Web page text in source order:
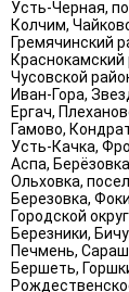
Усть-Черная,
Колчим,
Гремячинский
Краснокамский
Чусовской
Иван-Гора,
Ергач,
Гамово,
Усть-Качка,
Аспа,
Ольховка,
Березовка,
Городской
Березники,
Печмень,
Бершеть,